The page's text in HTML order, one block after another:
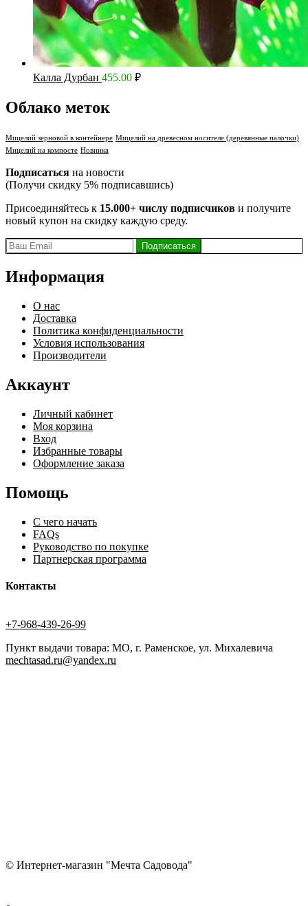
Калла Дурбан 455.00 ₽
Облако меток
Мицелий зерновой в контейнере Мицелий на древесном носителе (деревянные палочки)
Мицелий на компосте Новинка
Подписаться на новости
(Получи скидку 5% подписавшись)
Присоединяйтесь к 15.000+ числу подписчиков и получите
новый купон на скидку каждую среду.
Информация
О нас
Доставка
Политика конфиденциальности
Условия использования
Производители
Аккаунт
Личный кабинет
Моя корзина
Вход
Избранные товары
Оформление заказа
Помощь
С чего начать
FAQs
Руководство по покупке
Партнерская программа
Контакты
+7-968-439-26-99
Пункт выдачи товара: МО, г. Раменское, ул. Михалевича
mechtasad.ru@yandex.ru
© Интернет-магазин "Мечта Садовода"